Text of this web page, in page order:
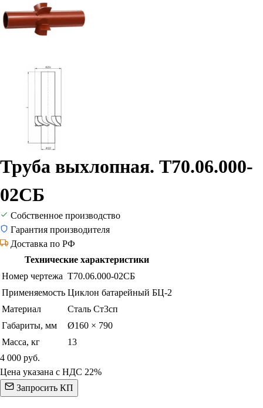
Труба выхлопная. Т70.06.000-
02СБ
Собственное производство
Гарантия производителя
Доставка по РФ
Технические характеристики
Номер чертежа Т70.06.000-02СБ
Применяемость Циклон батарейный БЦ-2
Материал
Сталь Ст3сп
Габариты, мм
Ø160 × 790
Масса, кг
13
4 000 руб.
Цена указана с НДС 22%
Запросить КП